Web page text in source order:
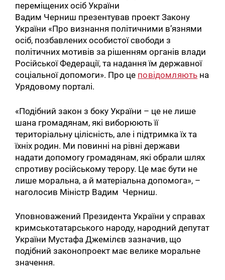
переміщених осіб України
Вадим Черниш презентував проект Закону
України «Про визнання політичними в’язнями
осіб, позбавлених особистої свободи з
політичних мотивів за рішенням органів влади
Російської Федерації, та надання їм державної
соціальної допомоги». Про це повідомляють на
Урядовому порталі.
«Подібний закон з боку України – це не лише
шана громадянам, які виборюють її
територіальну цілісність, але і підтримка їх та
їхніх родин. Ми повинні на рівні держави
надати допомогу громадянам, які обрали шлях
спротиву російському терору. Це має бути не
лише моральна, а й матеріальна допомога», –
наголосив Міністр Вадим Черниш.
Уповноважений Президента України у справах
кримськотатарського народу, народний депутат
України Мустафа Джемілєв зазначив, що
подібний законопроект має велике моральне
значення.